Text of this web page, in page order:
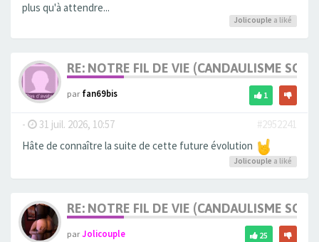
plus qu'à attendre...
Jolicouple a liké
RE: NOTRE FIL DE VIE (CANDAULISME
parfan69bis 1
- 31 juil. 2026, 10:57
#2952241
Hâte de connaître la suite de cette future évolution
Jolicouple a liké
RE: NOTRE FIL DE VIE (CANDAULISME
parJolicouple 25